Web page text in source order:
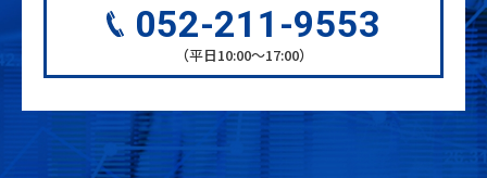
052-211-9553
（平日10:00〜17:00）